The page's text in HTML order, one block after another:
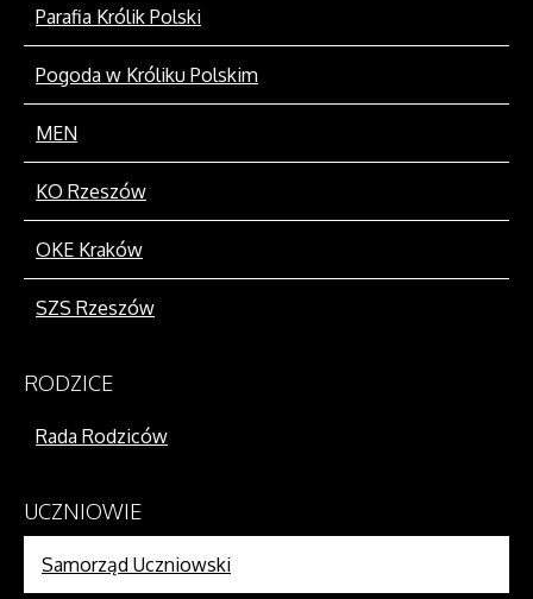
Parafia Królik Polski
Pogoda w Króliku Polskim
MEN
KO Rzeszów
OKE Kraków
SZS Rzeszów
RODZICE
Rada Rodziców
UCZNIOWIE
Samorząd Uczniowski